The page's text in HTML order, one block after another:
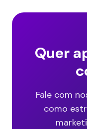
Quer
Fale com
como